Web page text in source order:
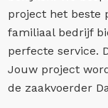
project het beste
familiaal bedrijf
perfecte service.
Jouw project
de zaakvoerder